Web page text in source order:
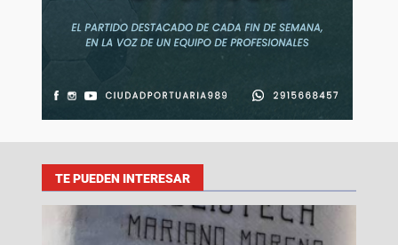
TE PUEDEN INTERESAR